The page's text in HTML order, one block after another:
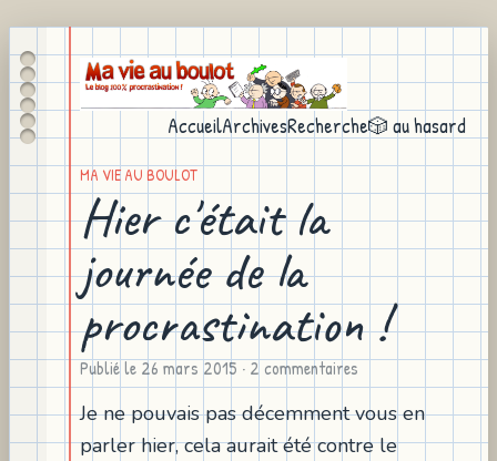
AccueilArchivesRecherche🎲 au hasard
MA VIE AU BOULOT
Hier c'était la
journée de la
procrastination !
Publié le26 mars 2015· 2 commentaires
Je ne pouvais pas décemment vous en
parler hier, cela aurait été contre le